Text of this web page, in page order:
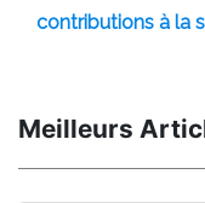
contributions à la
Meilleurs